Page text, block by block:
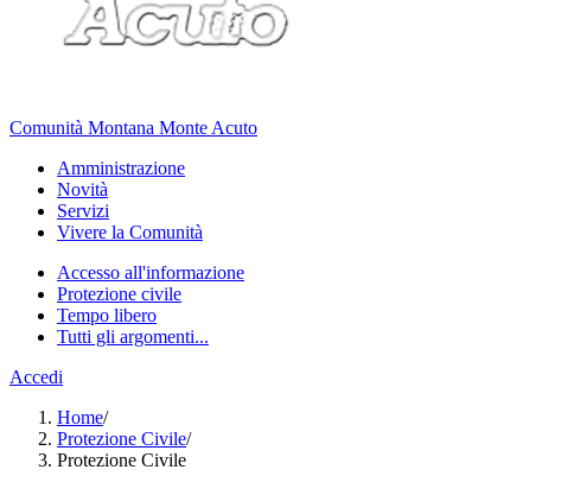
Comunità Montana Monte Acuto
Amministrazione
Novità
Servizi
Vivere la Comunità
Accesso all'informazione
Protezione civile
Tempo libero
Tutti gli argomenti...
Accedi
Home/
Protezione Civile/
Protezione Civile